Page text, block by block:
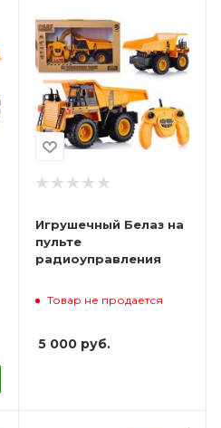
Игрушечный Белаз на
пульте
радиоуправления
Товар не продается
5 000руб.